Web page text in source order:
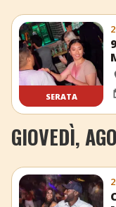
SERATA
GIOVEDÌ,